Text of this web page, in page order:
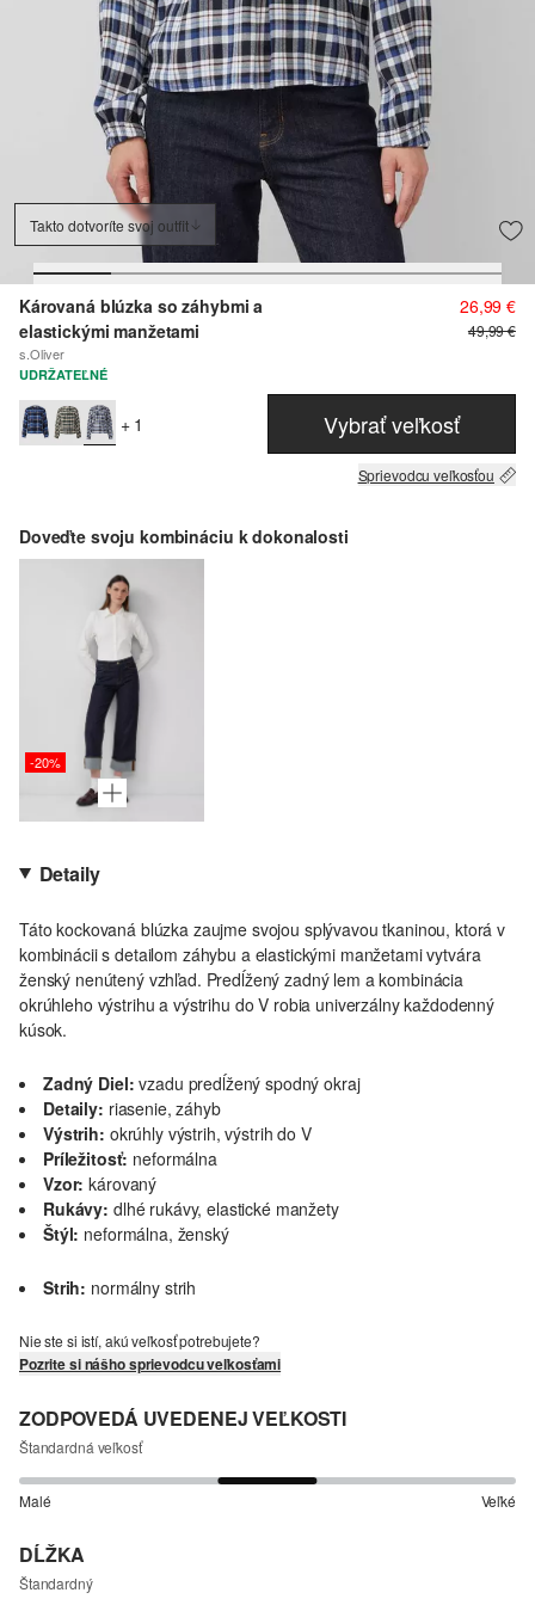
Takto dotvoríte svoj outfit
Károvaná blúzka so záhybmi a
elastickými manžetami
s.Oliver
26,99 €
49,99 €
UDRŽATEĽNÉ
+ 1 Vybrať veľkosť
Sprievodcu veľkosťou
Doveďte svoju kombináciu k dokonalosti
-20%
Detaily
Táto kockovaná blúzka zaujme svojou splývavou tkaninou, ktorá v
kombinácii s detailom záhybu a elastickými manžetami vytvára
ženský nenútený vzhľad. Predĺžený zadný lem a kombinácia
okrúhleho výstrihu a výstrihu do V robia univerzálny každodenný
kúsok.
Zadný Diel: vzadu predĺžený spodný okraj
Detaily: riasenie, záhyb
Výstrih: okrúhly výstrih, výstrih do V
Príležitosť: neformálna
Vzor: károvaný
Rukávy: dlhé rukávy, elastické manžety
Štýl: neformálna, ženský
Strih: normálny strih
Nie ste si istí, akú veľkosť potrebujete?
Pozrite si nášho sprievodcu veľkosťami
ZODPOVEDÁ UVEDENEJ VEĽKOSTI
Štandardná veľkosť
Malé Veľké
DĹŽKA
Štandardný